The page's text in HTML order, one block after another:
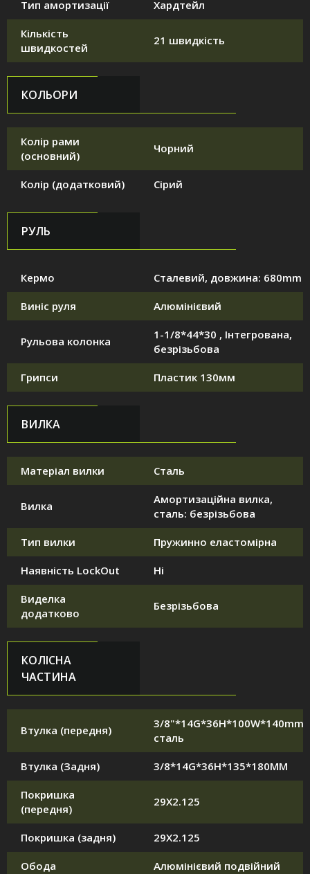
Тип амортизації Хардтейл
Кількість
швидкостей
21 швидкість
КОЛЬОРИ
Колір рами
(основний)
Чорний
Колір (додатковий) Сірий
РУЛЬ
Кермо Сталевий, довжина: 680mm
Виніс руля Алюмінієвий
Рульова колонка
1-1/8*44*30 , Інтегрована,
безрізьбова
Грипси Пластик 130мм
ВИЛКА
Матеріал вилки Сталь
Вилка
Амортизаційна вилка,
сталь: безрізьбова
Тип вилки Пружинно еластомірна
Наявність LockOut Ні
Виделка
додатково
Безрізьбова
КОЛІСНА
ЧАСТИНА
Втулка (передня)
3/8"*14G*36H*100W*140mm,
сталь
Втулка (Задня) 3/8*14G*36H*135*180MM
Покришка
(передня)
29X2.125
Покришка (задня) 29X2.125
Обода Алюмінієвий подвійний